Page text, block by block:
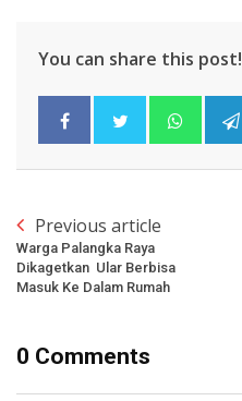
You can share this post!
Previous article
Warga Palangka Raya
Dikagetkan Ular Berbisa
Masuk Ke Dalam Rumah
0 Comments